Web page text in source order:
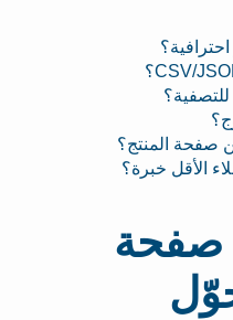
للتصفية؟
صفحة المنتج؟
الأقل خبرة؟
- صفحة